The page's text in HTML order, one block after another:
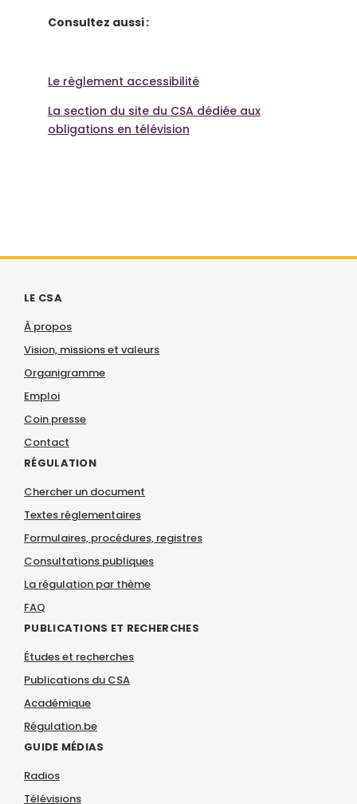
Consultez aussi :
Le règlement accessibilité
La section du site du CSA dédiée aux
obligations en télévision
LE CSA
À propos
Vision, missions et valeurs
Organigramme
Emploi
Coin presse
Contact
RÉGULATION
Chercher un document
Textes réglementaires
Formulaires, procédures, registres
Consultations publiques
La régulation par thème
FAQ
PUBLICATIONS ET RECHERCHES
Études et recherches
Publications du CSA
Académique
Régulation.be
GUIDE MÉDIAS
Radios
Télévisions